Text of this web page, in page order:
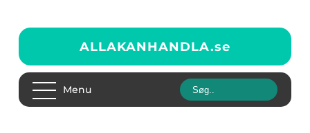
ALLAKANHANDLA.se
Menu